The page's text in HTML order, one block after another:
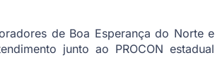
de Boa Esperança do Norte e
junto ao PROCON estadual